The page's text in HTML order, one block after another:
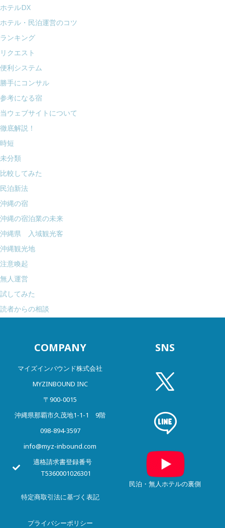
ホテルDX
ホテル・民泊運営のコツ
ランキング
リクエスト
便利システム
勝手にコンサル
参考になる宿
当ウェブサイトについて
徹底解説！
時短
未分類
比較してみた
民泊新法
沖縄の宿
沖縄の宿泊業の未来
沖縄県 入域観光客
沖縄観光地
注意喚起
無人運営
試してみた
読者からの相談
COMPANY
マイズインバウンド株式会社
MYZINBOUND INC
〒900-0015
沖縄県那覇市久茂地1-1-1 9階
098-894-3597
info@myz-inbound.com
適格請求書登録番号
T5360001026301
特定商取引法に基づく表記
プライバシーポリシー
SNS
民泊・無人ホテルの裏側